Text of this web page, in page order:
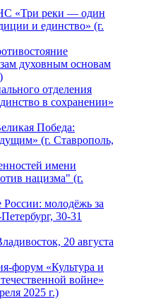
«Три реки — один
и единство» (г.
духовным основам
отделения
в сохранении»
Победа:
(г. Ставрополь,
имени
нацизма" (г.
молодёжь за
30-31
20 августа
форум «Культура и
войне»
2025 г.)